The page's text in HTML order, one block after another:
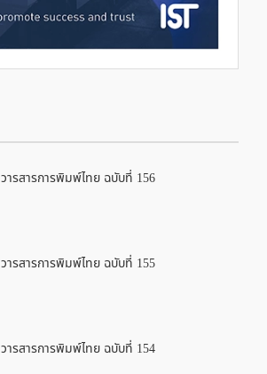
วารสารการพิมพ์ไทย ฉบับที่ 156
วารสารการพิมพ์ไทย ฉบับที่ 155
วารสารการพิมพ์ไทย ฉบับที่ 154